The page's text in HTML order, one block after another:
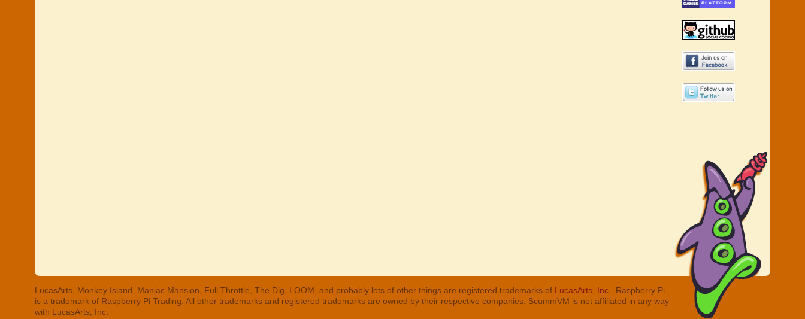
LucasArts, Monkey Island, Maniac Mansion, Full Throttle, The Dig, LOOM, and probably lots of other things are registered trademarks of LucasArts, Inc.
. Raspberry Pi
is a trademark of Raspberry Pi Trading. All other trademarks and registered trademarks are owned by their respective companies. ScummVM is not affiliated in any way
with LucasArts, Inc.